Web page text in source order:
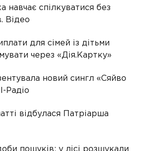
навчає спілкуватися без
Відео
для сімей із дітьми
через «Дія.Картку»
новий сингл «Сяйво
Радіо
відбулася Патріарша
пошуків: у лісі розшукали